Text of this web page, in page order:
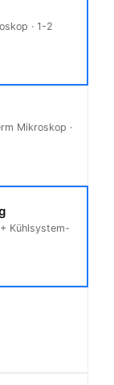
· 1-2
Mikroskop ·
Kühlsystem-